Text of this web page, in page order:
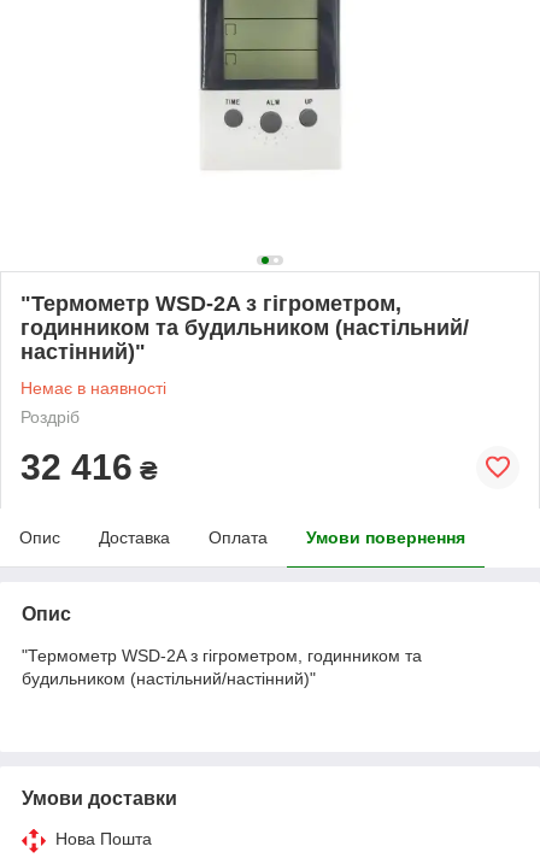
"Термометр WSD-2A з гігрометром,
годинником та будильником (настільний/
настінний)"
Немає в наявності
Роздріб
32 416 ₴
Опис Доставка Оплата Умови повернення
Опис
"Термометр WSD-2A з гігрометром, годинником та
будильником (настільний/настінний)"
Умови доставки
Нова Пошта